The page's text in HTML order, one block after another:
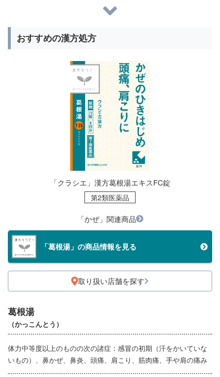
おすすめの漢方処方
「クラシエ」漢方葛根湯エキスFC錠
第2類医薬品
葛根湯
（かっこんとう）
体力中等度以上のものの次の諸症：感冒の初期（汗をかいていな
いもの）、鼻かぜ、鼻炎、頭痛、肩こり、筋肉痛、手や肩の痛み
「かぜ」関連商品
「葛根湯」の商品情報を見る
取り扱い店舗を探す